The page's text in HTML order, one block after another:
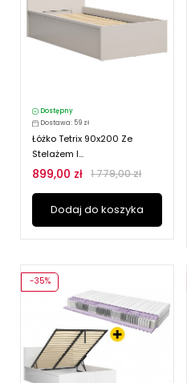
Dostępny
Dostawa: 59 zł
Łóżko Tetrix 90x200 Ze
Stelażem I...
899,00 zł 1 779,00 zł
Dodaj do koszyka
-35%